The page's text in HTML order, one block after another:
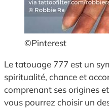
©Pinterest
Le tatouage 777 est un
spiritualité, chance et
comprenant ses origines
vous pourrez choisir un